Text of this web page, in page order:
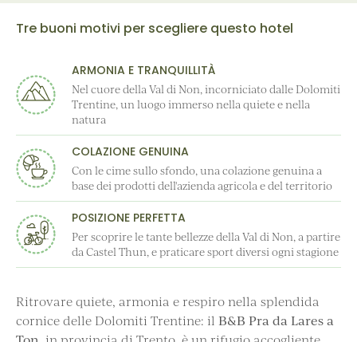
Tre buoni motivi per scegliere questo hotel
ARMONIA E TRANQUILLITÀ
Nel cuore della Val di Non, incorniciato dalle Dolomiti
Trentine, un luogo immerso nella quiete e nella
natura
COLAZIONE GENUINA
Con le cime sullo sfondo, una colazione genuina a
base dei prodotti dell'azienda agricola e del territorio
POSIZIONE PERFETTA
Per scoprire le tante bellezze della Val di Non, a partire
da Castel Thun, e praticare sport diversi ogni stagione
Ritrovare quiete, armonia e respiro nella splendida
cornice delle Dolomiti Trentine: il B&B Pra da Lares a